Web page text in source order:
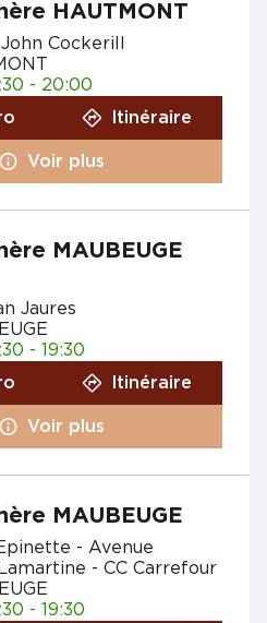
HAUTMONT
Cockerill
- 20:00
Itinéraire
Voir plus
MAUBEUGE
Jaures
- 19:30
Itinéraire
Voir plus
MAUBEUGE
- Avenue
- CC Carrefour
- 19:30